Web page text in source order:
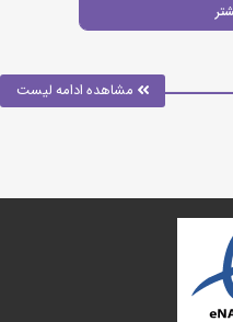
مشاهده ادامه لیست